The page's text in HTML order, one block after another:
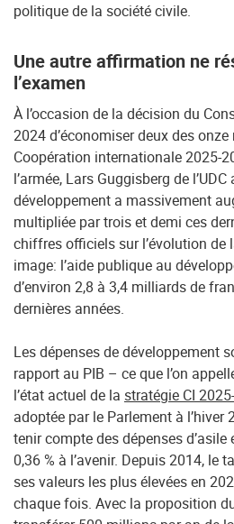
politique de la société civile.
Une autre affirmation ne
l’examen
À l’occasion de la décision du
2024 d’économiser deux des
Coopération internationale 2025-
l’armée, Lars Guggisberg de l’UDC
développement a massivement
multipliée par trois et demi ces
chiffres officiels sur l’évolution de
image: l’aide publique au
d’environ 2,8 à 3,4 milliards de
dernières années.
Les dépenses de développement
rapport au PIB – ce que l’on
l’état actuel de la stratégie CI
adoptée par le Parlement à l’hiver
tenir compte des dépenses d’asile
0,36 % à l’avenir. Depuis 2014, le
ses valeurs les plus élevées en
chaque fois. Avec la proposition